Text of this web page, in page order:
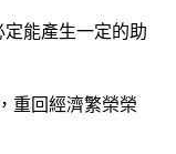
定能產生一定的助
重回經濟繁榮榮